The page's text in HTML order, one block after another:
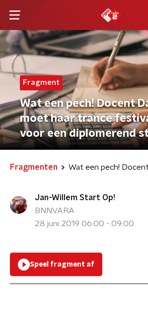
Fragment
Wat een pech! Docent
moet haar trance
voor een diplomerend
Fragmenten
Jan-Willem Start Op!
BNNVARA
28 juni 2019 06:00 - 09:00
Speel fragment af